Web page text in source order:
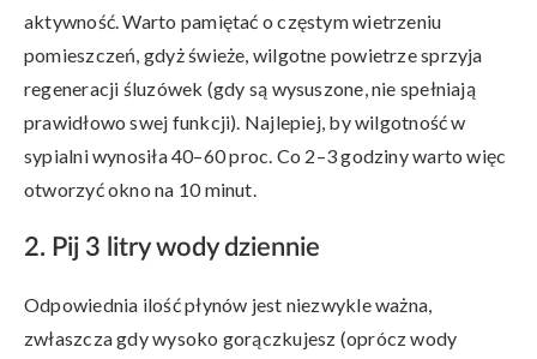
aktywność. Warto pamiętać o częstym wietrzeniu
pomieszczeń, gdyż świeże, wilgotne powietrze sprzyja
regeneracji śluzówek (gdy są wysuszone, nie spełniają
prawidłowo swej funkcji). Najlepiej, by wilgotność w
sypialni wynosiła 40–60 proc. Co 2–3 godziny warto więc
otworzyć okno na 10 minut.
2. Pij 3 litry wody dziennie
Odpowiednia ilość płynów jest niezwykle ważna,
zwłaszcza gdy wysoko gorączkujesz (oprócz wody